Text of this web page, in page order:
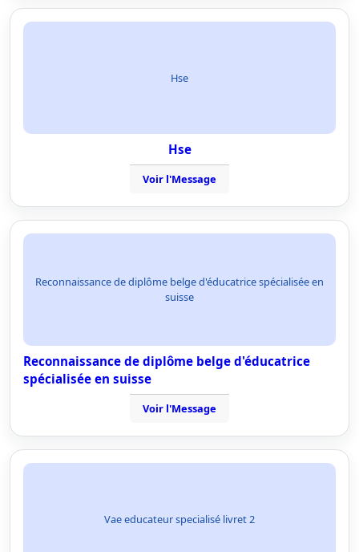
Hse
Hse
Voir l'Message
Reconnaissance de diplôme belge d'éducatrice spécialisée en
suisse
Reconnaissance de diplôme belge d'éducatrice
spécialisée en suisse
Voir l'Message
Vae educateur specialisé livret 2